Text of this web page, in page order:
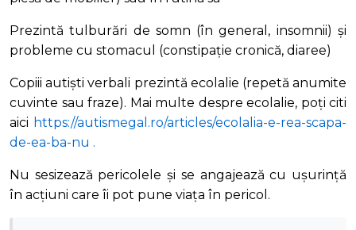
Prezintă tulburări de somn (în general, insomnii) și
probleme cu stomacul (constipație cronică, diaree)
Copiii autiști verbali prezintă ecolalie (repetă anumite
cuvinte sau fraze). Mai multe despre ecolalie, poți citi
aici https://autismegal.ro/articles/ecolalia-e-rea-scapa-
de-ea-ba-nu .
Nu sesizează pericolele și se angajează cu ușurință
în acțiuni care îi pot pune viața în pericol.